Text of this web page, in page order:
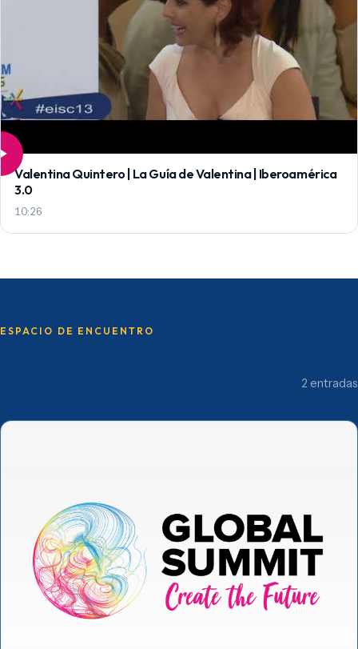
Valentina Quintero | La Guía de Valentina | Iberoamérica
3.0
10:26
ESPACIO DE ENCUENTRO
2 entradas